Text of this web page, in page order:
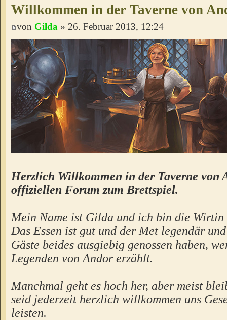
Willkommen in der Taverne von
von Gilda » 26. Februar 2013, 12:24
Herzlich Willkommen in der Taverne von
offiziellen Forum zum Brettspiel.
Mein Name ist Gilda und ich bin die Wirtin
Das Essen ist gut und der Met legendär
Gäste beides ausgiebig genossen haben,
Legenden von Andor erzählt.
Manchmal geht es hoch her, aber meist
seid jederzeit herzlich willkommen uns
leisten.